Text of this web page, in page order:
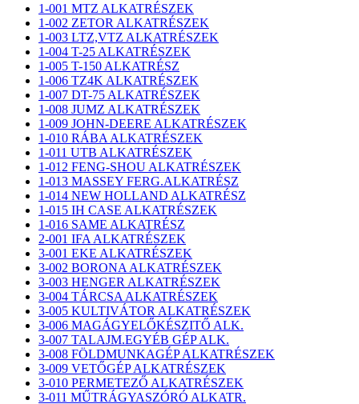
1-001 MTZ ALKATRÉSZEK
1-002 ZETOR ALKATRÉSZEK
1-003 LTZ,VTZ ALKATRÉSZEK
1-004 T-25 ALKATRÉSZEK
1-005 T-150 ALKATRÉSZ
1-006 TZ4K ALKATRÉSZEK
1-007 DT-75 ALKATRÉSZEK
1-008 JUMZ ALKATRÉSZEK
1-009 JOHN-DEERE ALKATRÉSZEK
1-010 RÁBA ALKATRÉSZEK
1-011 UTB ALKATRÉSZEK
1-012 FENG-SHOU ALKATRÉSZEK
1-013 MASSEY FERG.ALKATRÉSZ
1-014 NEW HOLLAND ALKATRÉSZ
1-015 IH CASE ALKATRÉSZEK
1-016 SAME ALKATRÉSZ
2-001 IFA ALKATRÉSZEK
3-001 EKE ALKATRÉSZEK
3-002 BORONA ALKATRÉSZEK
3-003 HENGER ALKATRÉSZEK
3-004 TÁRCSA ALKATRÉSZEK
3-005 KULTIVÁTOR ALKATRÉSZEK
3-006 MAGÁGYELŐKÉSZITŐ ALK.
3-007 TALAJM.EGYÉB GÉP ALK.
3-008 FÖLDMUNKAGÉP ALKATRÉSZEK
3-009 VETŐGÉP ALKATRÉSZEK
3-010 PERMETEZŐ ALKATRÉSZEK
3-011 MŰTRÁGYASZÓRÓ ALKATR.